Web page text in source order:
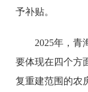
予补贴。
2025年，青
要体现在四个方
复重建范围的农